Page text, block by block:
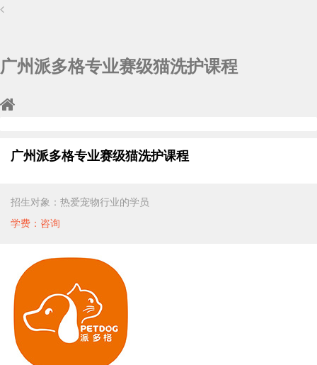
广州派多格专业赛级猫洗护课程
广州派多格专业赛级猫洗护课程
招生对象：热爱宠物行业的学员
学费：咨询